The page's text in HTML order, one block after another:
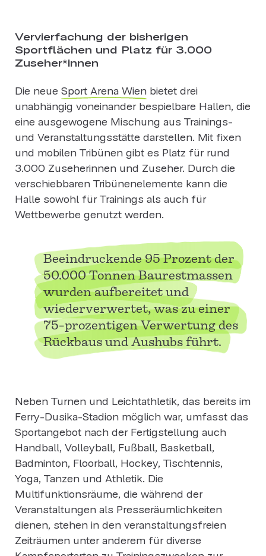
Vervierfachung der bisherigen
Sportflächen und Platz für 3.000
Zuseher*innen
Die neue Sport Arena Wien bietet drei
unabhängig voneinander bespielbare Hallen, die
eine ausgewogene Mischung aus Trainings-
und Veranstaltungsstätte darstellen. Mit fixen
und mobilen Tribünen gibt es Platz für rund
3.000 Zuseherinnen und Zuseher. Durch die
verschiebbaren Tribünenelemente kann die
Halle sowohl für Trainings als auch für
Wettbewerbe genutzt werden.
Beeindruckende 95 Prozent der
50.000 Tonnen Baurestmassen
wurden aufbereitet und
wiederverwertet, was zu einer
75-prozentigen Verwertung des
Rückbaus und Aushubs führt.
Neben Turnen und Leichtathletik, das bereits im
Ferry-Dusika-Stadion möglich war, umfasst das
Sportangebot nach der Fertigstellung auch
Handball, Volleyball, Fußball, Basketball,
Badminton, Floorball, Hockey, Tischtennis,
Yoga, Tanzen und Athletik. Die
Multifunktionsräume, die während der
Veranstaltungen als Presseräumlichkeiten
dienen, stehen in den veranstaltungsfreien
Zeiträumen unter anderem für diverse